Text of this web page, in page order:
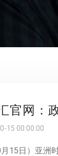
官网：
15 00:00:00
15日）亚洲